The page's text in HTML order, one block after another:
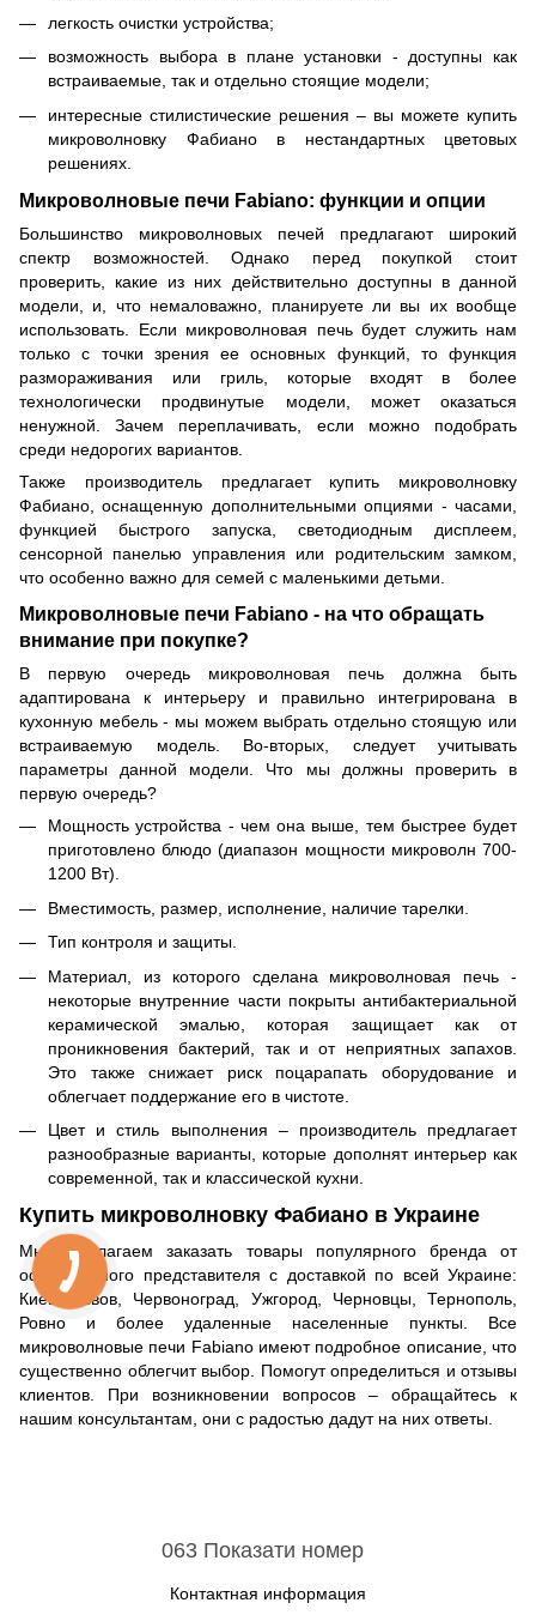
легкость очистки устройства;
возможность выбора в плане установки - доступны как
встраиваемые, так и отдельно стоящие модели;
интересные стилистические решения – вы можете купить
микроволновку Фабиано в нестандартных цветовых
решениях.
Микроволновые печи Fabiano: функции и опции
Большинство микроволновых печей предлагают широкий
спектр возможностей. Однако перед покупкой стоит
проверить, какие из них действительно доступны в данной
модели, и, что немаловажно, планируете ли вы их вообще
использовать. Если микроволновая печь будет служить нам
только с точки зрения ее основных функций, то функция
размораживания или гриль, которые входят в более
технологически продвинутые модели, может оказаться
ненужной. Зачем переплачивать, если можно подобрать
среди недорогих вариантов.
Также производитель предлагает купить микроволновку
Фабиано, оснащенную дополнительными опциями - часами,
функцией быстрого запуска, светодиодным дисплеем,
сенсорной панелью управления или родительским замком,
что особенно важно для семей с маленькими детьми.
Микроволновые печи Fabiano - на что обращать
внимание при покупке?
В первую очередь микроволновая печь должна быть
адаптирована к интерьеру и правильно интегрирована в
кухонную мебель - мы можем выбрать отдельно стоящую или
встраиваемую модель. Во-вторых, следует учитывать
параметры данной модели. Что мы должны проверить в
первую очередь?
Мощность устройства - чем она выше, тем быстрее будет
приготовлено блюдо (диапазон мощности микроволн 700-
1200 Вт).
Вместимость, размер, исполнение, наличие тарелки.
Тип контроля и защиты.
Материал, из которого сделана микроволновая печь -
некоторые внутренние части покрыты антибактериальной
керамической эмалью, которая защищает как от
проникновения бактерий, так и от неприятных запахов.
Это также снижает риск поцарапать оборудование и
облегчает поддержание его в чистоте.
Цвет и стиль выполнения – производитель предлагает
разнообразные варианты, которые дополнят интерьер как
современной, так и классической кухни.
Купить микроволновку Фабиано в Украине
Мы предлагаем заказать товары популярного бренда от
официального представителя с доставкой по всей Украине:
Киев, Львов, Червоноград, Ужгород, Черновцы, Тернополь,
Ровно и более удаленные населенные пункты. Все
микроволновые печи Fabiano имеют подробное описание, что
существенно облегчит выбор. Помогут определиться и отзывы
клиентов. При возникновении вопросов – обращайтесь к
нашим консультантам, они с радостью дадут на них ответы.
063 Показати номер
Контактная информация